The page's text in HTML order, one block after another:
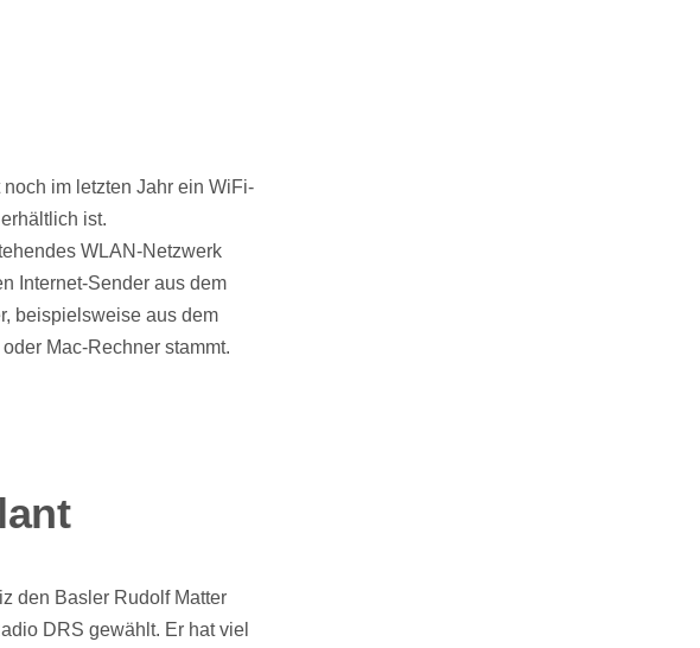
im letzten Jahr ein WiFi-
ist.
WLAN-Netzwerk
Internet-Sender aus dem
beispielsweise aus dem
Mac-Rechner stammt.
den Basler Rudolf Matter
DRS gewählt. Er hat viel